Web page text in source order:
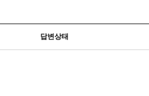
답변상태